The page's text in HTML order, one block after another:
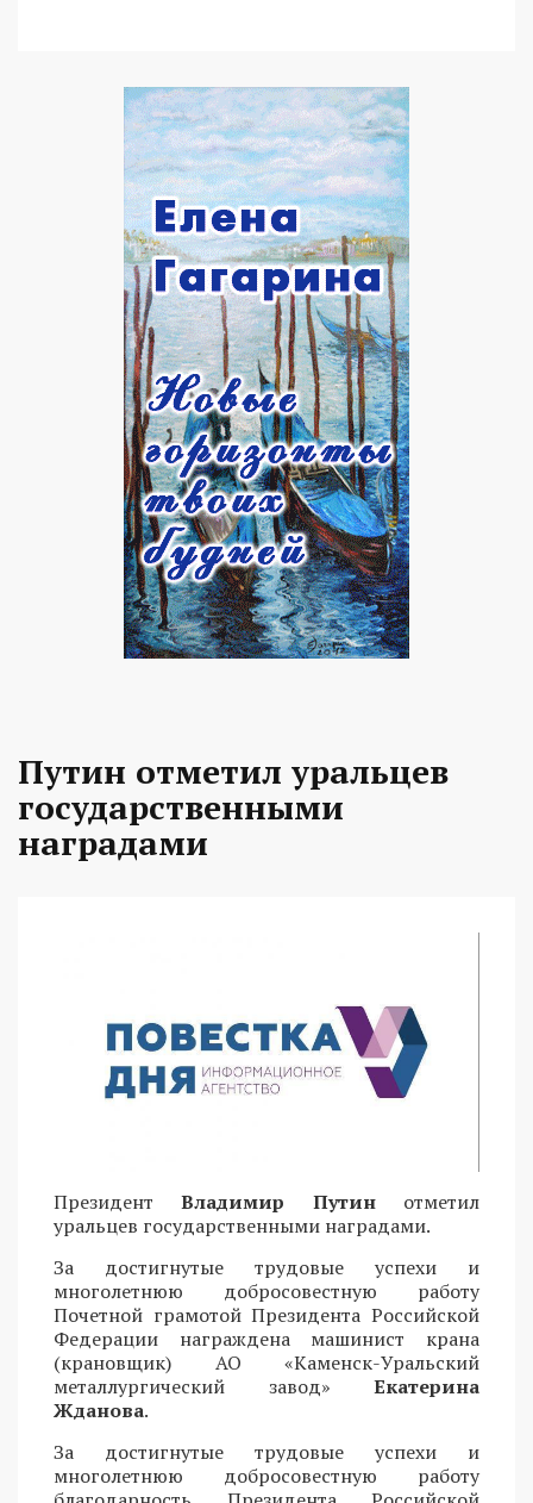
Путин отметил уральцев
государственными
наградами
ПрезидентВладимир Путин отметил
уральцев государственными наградами.
За достигнутые трудовые успехи и
многолетнюю добросовестную работу
Почетной грамотой Президента Российской
Федерации награждена машинист крана
(крановщик) АО «Каменск-Уральский
металлургический завод» Екатерина
Жданова.
За достигнутые трудовые успехи и
многолетнюю добросовестную работу